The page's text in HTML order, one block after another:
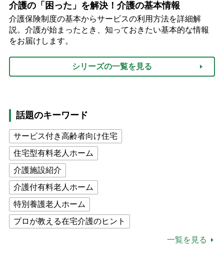
介護の「困った」を解決！介護の基本情報
介護保険制度の基本からサービスの利用方法を詳細解
説。介護が始まったとき、知っておきたい基本的な情報
をお届けします。
シリーズの一覧を見る
話題のキーワード
サービス付き高齢者向け住宅
住宅型有料老人ホーム
介護施設紹介
介護付有料老人ホーム
特別養護老人ホーム
プロが教える在宅介護のヒント
一覧を見る